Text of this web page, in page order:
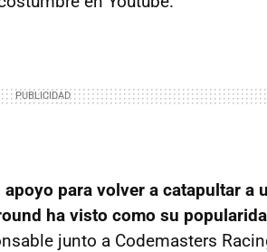
apoyo para volver a catapultar a
ha visto como su
junto a Codemasters